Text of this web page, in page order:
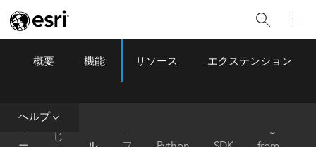
ArcGIS Pro Menu
概要 機能 リソース エクステンション
ヘルプ は
じ